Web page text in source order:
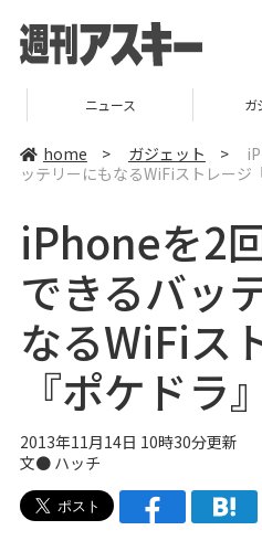
ニュース ガジェ
home > ガジェット >
ッテリーにもなるWiFiストレージ
iPhoneを2
できるバッ
なるWiFiス
『ポケドラ』
2013年11月14日 10時30分更新
文● ハッチ